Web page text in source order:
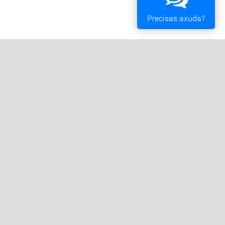
Precisas axuda?